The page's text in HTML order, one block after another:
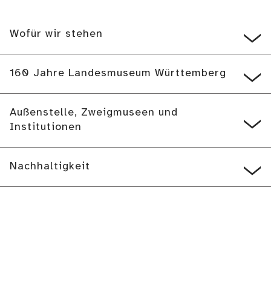
Wofür wir stehen
160 Jahre Landesmuseum Württemberg
Außenstelle, Zweigmuseen und
Institutionen
Nachhaltigkeit